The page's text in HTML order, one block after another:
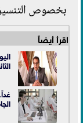
بخصوص
اقرأ أيضاً